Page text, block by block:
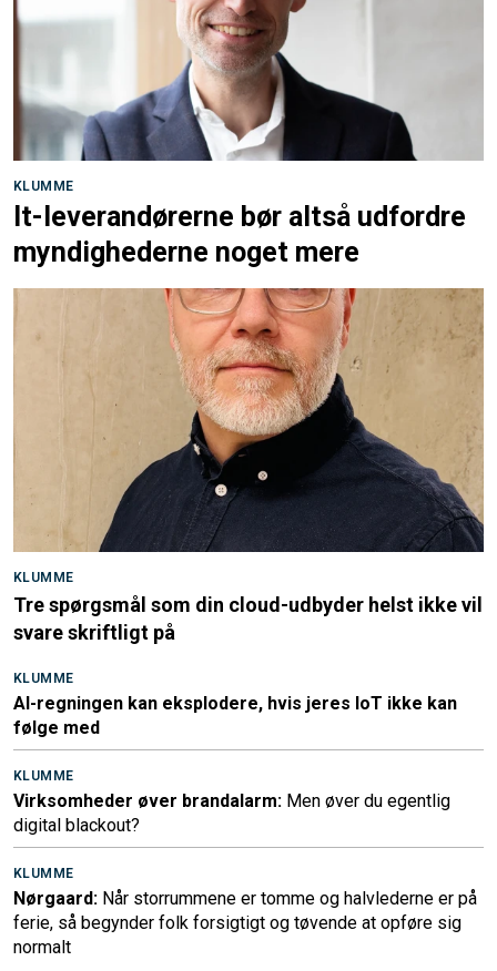
KLUMME
It-leverandørerne bør altså udfordre
myndighederne noget mere
KLUMME
Tre spørgsmål som din cloud-udbyder helst ikke vil
svare skriftligt på
KLUMME
AI-regningen kan eksplodere, hvis jeres IoT ikke kan
følge med
KLUMME
Virksomheder øver brandalarm: Men øver du egentlig
digital blackout?
KLUMME
Nørgaard: Når storrummene er tomme og halvlederne er på
ferie, så begynder folk forsigtigt og tøvende at opføre sig
normalt